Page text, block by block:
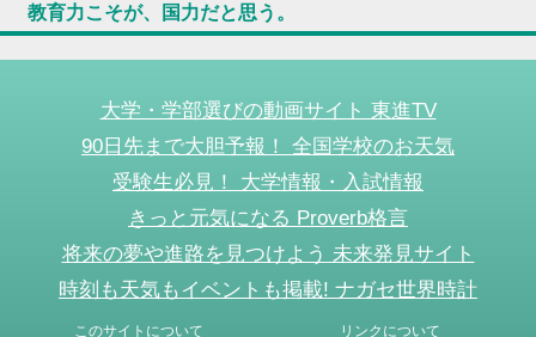
教育力こそが、国力だと思う。
大学・学部選びの動画サイト 東進TV
90日先まで大胆予報！ 全国学校のお天気
受験生必見！ 大学情報・入試情報
きっと元気になる Proverb格言
将来の夢や進路を見つけよう 未来発見サイト
時刻も天気もイベントも掲載! ナガセ世界時計
このサイトについて リンクについて